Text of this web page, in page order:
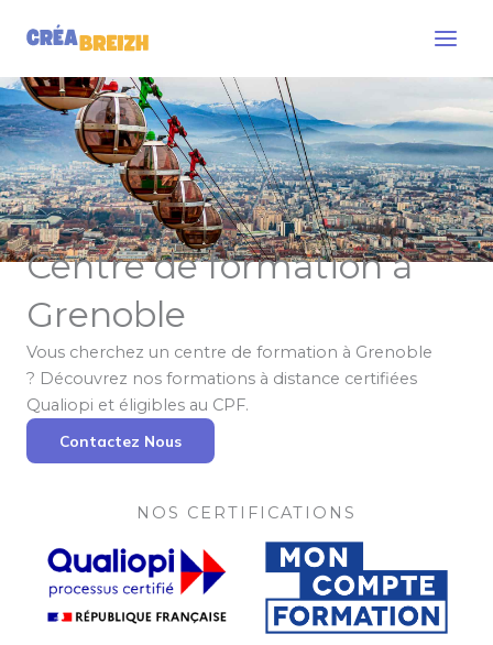
Centre de formation à
Grenoble
Vous cherchez un centre de formation à Grenoble
? Découvrez nos formations à distance certifiées
Qualiopi et éligibles au CPF.
Contactez Nous
NOS CERTIFICATIONS